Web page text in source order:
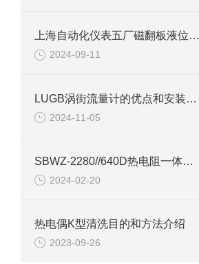
上海自动化仪表五厂磁翻板液位计检查装置
2024-09-11
LUGB涡街流量计的优点和安装注意事项说明
2024-11-05
SBWZ-2280//640D热电阻一体化变送器产品介绍
2024-02-20
热电偶K型清洗目的和方法介绍
2023-09-26